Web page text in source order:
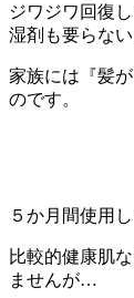
ジワジワ回復
湿剤も要らない
家族には『髪
のです。
５か月間使用し
比較的健康肌
ませんが…